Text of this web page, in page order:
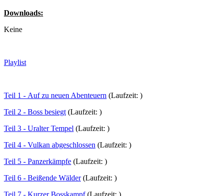
Downloads:
Keine
Playlist
Teil 1 - Auf zu neuen Abenteuern (Laufzeit: )
Teil 2 - Boss besiegt (Laufzeit: )
Teil 3 - Uralter Tempel (Laufzeit: )
Teil 4 - Vulkan abgeschlossen (Laufzeit: )
Teil 5 - Panzerkämpfe (Laufzeit: )
Teil 6 - Beißende Wälder(Laufzeit: )
Teil 7 - Kurzer Bosskampf(Laufzeit: )